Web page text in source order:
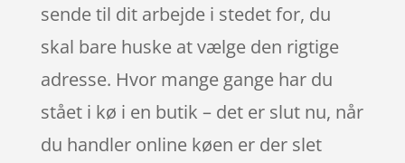
sende til dit arbejde i stedet for, du
skal bare huske at vælge den rigtige
adresse. Hvor mange gange har du
stået i kø i en butik – det er slut nu, når
du handler online køen er der slet